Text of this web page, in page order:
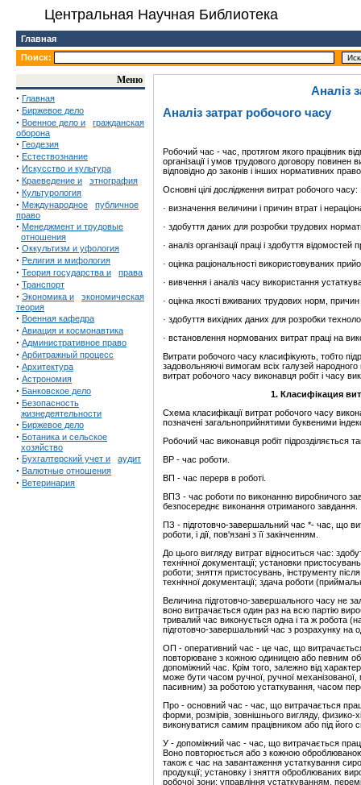
Центральная Научная Библиотека
Главная
Поиск:
Меню
· Главная
· Биржевое дело
· Военное дело и
гражданская
оборона
· Геодезия
· Естествознание
· Искусство и культура
· Краеведение и этнография
· Культурология
· Международное
публичное
право
· Менеджмент и трудовые
отношения
· Оккультизм и уфология
· Религия и мифология
· Теория государства и права
· Транспорт
· Экономика и
экономическая
теория
· Военная кафедра
· Авиация и космонавтика
· Административное право
· Арбитражный процесс
· Архитектура
· Астрономия
· Банковское дело
· Безопасность
жизнедеятельности
· Биржевое дело
· Ботаника и сельское
хозяйство
· Бухгалтерский учет и аудит
· Валютные отношения
· Ветеринария
Аналіз
Аналіз затрат робочого часу
Робочий час - час, протягом якого працівник
організації і умов трудового договору повинен
відповідно до законів і інших нормативних
Основні цілі дослідження витрат робочого часу:
· визначення величини і причин втрат і
· здобуття даних для розробки трудових
· аналіз організації праці і здобуття
· оцінка раціональності використовуваних
· вивчення і аналіз часу використання
· оцінка якості вживаних трудових норм,
· здобуття вихідних даних для розробки
· встановлення нормованих витрат праці на
Витрати робочого часу класифікують, тобто
задовольняючі вимогам всіх галузей
витрат робочого часу виконавця робіт і часу
1. Класифікация
Схема класифікації витрат робочого часу
позначені загальноприйнятими буквеними
Робочий час виконавця робіт підрозділяється
ВР - час роботи.
ВП - час перерв в роботі.
ВПЗ - час роботи по виконанню виробничого
безпосереднє виконання отриманого завдання.
ПЗ - підготовчо-завершальний час *- час, що
роботи, і дії, пов'язані з її закінченням.
До цього вигляду витрат відноситься час:
технічної документації; установки
роботи; зняття пристосувань, інструменту
технічної документації; здача роботи
Величина підготовчо-завершального часу не
воно витрачається один раз на всю партію
тривалий час виконується одна і та ж робота
підготовчо-завершальний час з розрахунку на
ОП - оперативний час - це час, що
повторюване з кожною одиницею або певним
допоміжний час. Крім того, залежно від
може бути часом ручної, ручної
пасивним) за роботою устаткування, часом
Про - основний час - час, що витрачається
форми, розмірів, зовнішнього вигляду, физико-
виконуватися самим працівником або під його
У - допоміжний час - час, що витрачається
Воно повторюється або з кожною
також є час на завантаження устаткування
продукції; установку і зняття оброблюваних
робочої зони; управління устаткуванням,